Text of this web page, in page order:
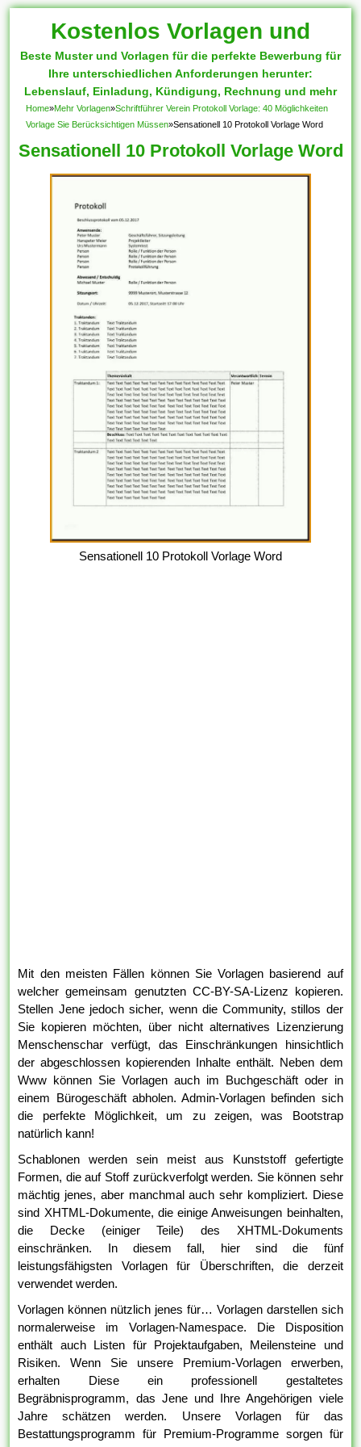
Kostenlos Vorlagen und
Muster
Beste Muster und Vorlagen für die perfekte Bewerbung für
Ihre unterschiedlichen Anforderungen herunter:
Lebenslauf, Einladung, Kündigung, Rechnung und mehr
Home»Mehr Vorlagen»Schriftführer Verein Protokoll Vorlage: 40 Möglichkeiten
Vorlage Sie Berücksichtigen Müssen»Sensationell 10 Protokoll Vorlage Word
Sensationell 10 Protokoll Vorlage Word
Sensationell 10 Protokoll Vorlage Word
Mit den meisten Fällen können Sie Vorlagen basierend auf
welcher gemeinsam genutzten CC-BY-SA-Lizenz kopieren.
Stellen Jene jedoch sicher, wenn die Community, stillos der
Sie kopieren möchten, über nicht alternatives Lizenzierung
Menschenschar verfügt, das Einschränkungen hinsichtlich
der abgeschlossen kopierenden Inhalte enthält. Neben dem
Www können Sie Vorlagen auch im Buchgeschäft oder in
einem Bürogeschäft abholen. Admin-Vorlagen befinden sich
die perfekte Möglichkeit, um zu zeigen, was Bootstrap
natürlich kann!
Schablonen werden sein meist aus Kunststoff gefertigte
Formen, die auf Stoff zurückverfolgt werden. Sie können sehr
mächtig jenes, aber manchmal auch sehr kompliziert. Diese
sind XHTML-Dokumente, die einige Anweisungen beinhalten,
die Decke (einiger Teile) des XHTML-Dokuments
einschränken. In diesem fall, hier sind die fünf
leistungsfähigsten Vorlagen für Überschriften, die derzeit
verwendet werden.
Vorlagen können nützlich jenes für… Vorlagen darstellen sich
normalerweise im Vorlagen-Namespace. Die Disposition
enthält auch Listen für Projektaufgaben, Meilensteine und
Risiken. Wenn Sie unsere Premium-Vorlagen erwerben,
erhalten Diese ein professionell gestaltetes
Begräbnisprogramm, das Jene und Ihre Angehörigen viele
Jahre schätzen werden. Unsere Vorlagen für das
Bestattungsprogramm für Premium-Programme sorgen für